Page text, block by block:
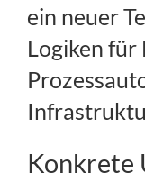
ein neuer
Logiken
Konkrete